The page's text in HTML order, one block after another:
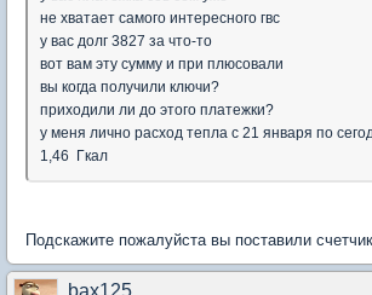
не хватает самого интересного гвс
у вас долг 3827 за что-то
вот вам эту сумму и при плюсовали
вы когда получили ключи?
приходили ли до этого платежки?
у меня лично расход тепла с 21 января по
1,46 Гкал
Подскажите пожалуйста вы поставили
bax125